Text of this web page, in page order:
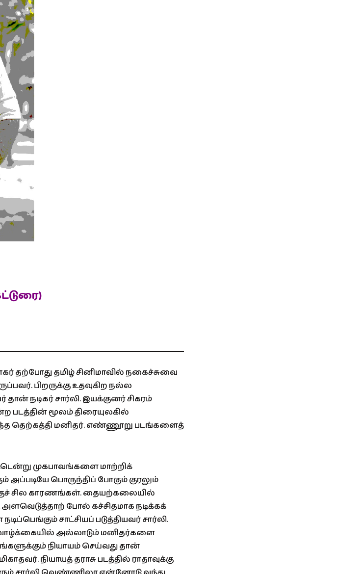
தற்போது தமிழ் சினிமாவில் நகைச்சுவை
பிறருக்கு உதவுகிற நல்ல
தான் நடிகர் சார்லி. இயக்குனர் சிகரம்
படத்தின் மூலம் திரையுலகில்
தெற்கத்தி மனிதர். எண்ணூறு படங்களைத்
முகபாவங்களை மாற்றிக்
பொருந்திப் போகும் குரலும்
சில காரணங்கள். தையற்கலையில்
போல் கச்சிதமாக நடிக்கக்
சாட்சியப் படுத்தியவர் சார்லி.
அல்லாடும் மனிதர்களை
நியாயம் செய்வது தான்
நியாயத் தராசு படத்தில் ராதாவுக்கு